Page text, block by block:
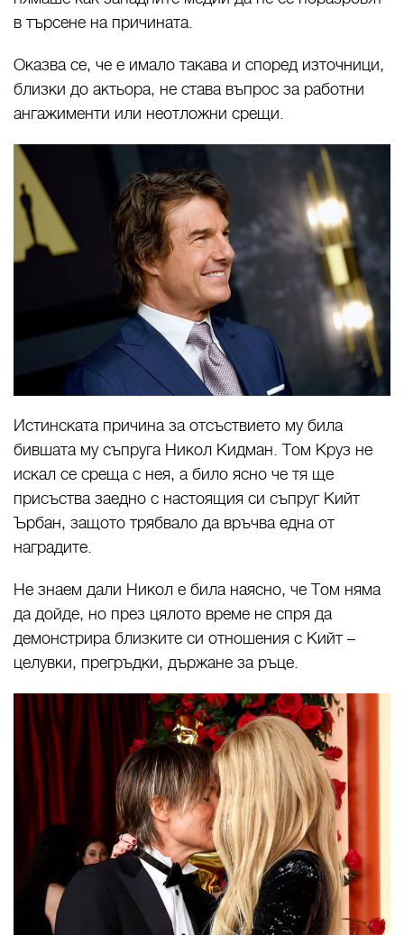
в търсене на причината.
Оказва се, че е имало такава и според източници,
близки до актьора, не става въпрос за работни
ангажименти или неотложни срещи.
Истинската причина за отсъствието му била
бившата му съпруга Никол Кидман. Том Круз не
искал се среща с нея, а било ясно че тя ще
присъства заедно с настоящия си съпруг Кийт
Ърбан, защото трябвало да връчва една от
наградите.
Не знаем дали Никол е била наясно, че Том няма
да дойде, но през цялото време не спря да
демонстрира близките си отношения с Кийт –
целувки, прегръдки, държане за ръце.